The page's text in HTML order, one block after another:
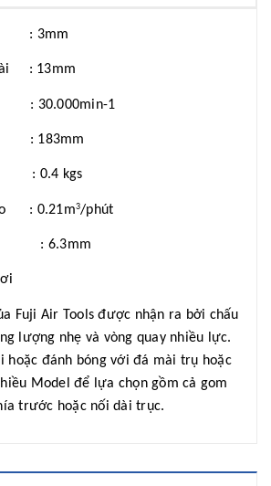
: 3mm
: 13mm
: 30.000min-1
: 183mm
: 0.4 kgs
: 0.21m3/phút
: 6.3mm
Fuji Air Tools được nhận ra bởi chấu
lượng nhẹ và vòng quay nhiều lực.
hoặc đánh bóng với đá mài trụ hoặc
Model để lựa chọn gồm cả gom
trước hoặc nối dài trục.